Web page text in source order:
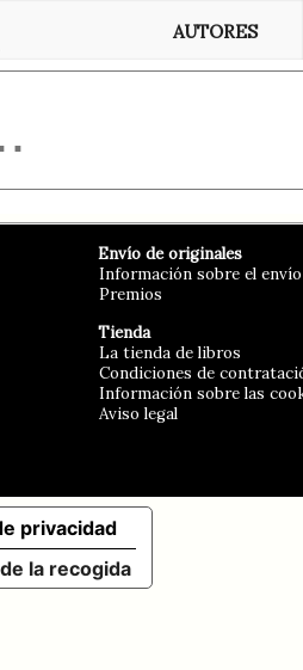
AUTORES
Envío de originales
Información sobre el envío
Premios
Tienda
La tienda de libros
Condiciones de
Información sobre las
Aviso legal
la recogida
privacidad